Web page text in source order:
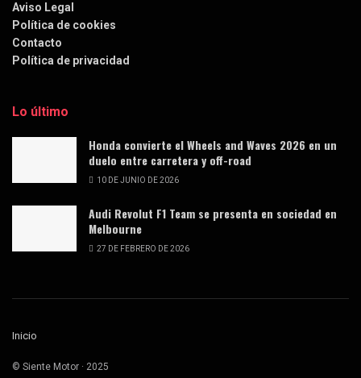
Aviso Legal
Política de cookies
Contacto
Política de privacidad
Lo último
Honda convierte el Wheels and Waves 2026 en un
duelo entre carretera y off-road
10 DE JUNIO DE 2026
Audi Revolut F1 Team se presenta en sociedad en
Melbourne
27 DE FEBRERO DE 2026
Inicio
© Siente Motor · 2025